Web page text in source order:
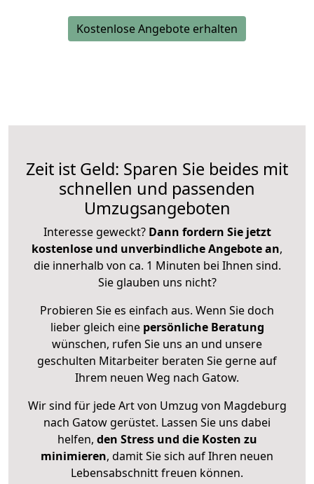
Kostenlose Angebote erhalten
Zeit ist Geld: Sparen Sie beides mit
schnellen und passenden
Umzugsangeboten
Interesse geweckt? Dann fordern Sie jetzt
kostenlose und unverbindliche Angebote an,
die innerhalb von ca. 1 Minuten bei Ihnen sind.
Sie glauben uns nicht?
Probieren Sie es einfach aus. Wenn Sie doch
lieber gleich eine persönliche Beratung
wünschen, rufen Sie uns an und unsere
geschulten Mitarbeiter beraten Sie gerne auf
Ihrem neuen Weg nach Gatow.
Wir sind für jede Art von Umzug von Magdeburg
nach Gatow gerüstet. Lassen Sie uns dabei
helfen, den Stress und die Kosten zu
minimieren, damit Sie sich auf Ihren neuen
Lebensabschnitt freuen können.